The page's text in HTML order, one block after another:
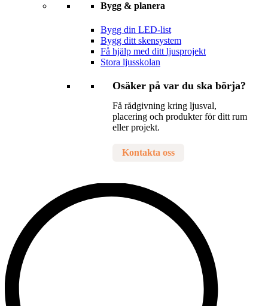
Bygg & planera
Bygg din LED-list
Bygg ditt skensystem
Få hjälp med ditt ljusprojekt
Stora ljusskolan
Osäker på var du ska börja?
Få rådgivning kring ljusval,
placering och produkter för ditt rum
eller projekt.
Kontakta oss